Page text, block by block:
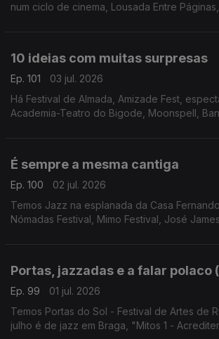
num ciclo de cinema, Lousada Entre
10 ideias com muitas surpresas
Ep. 101
03 jul. 2026
Há Festival de Almada, Amizade Fest,
Academia-Teatro do Bigode, Moonspell,
É sempre a mesma cantiga
Ep. 100
02 jul. 2026
Temos Jazz na esplanada da Casa
Nómadas Festival, Mimo Festival, José
Portas, jazzadas e a falar polaco
Ep. 99
01 jul. 2026
Temos Portas do Sol - Festival de Artes de
julho é de jazz em Braga, "Mitos 1 -